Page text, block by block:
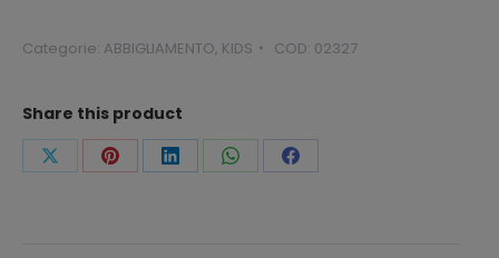
Categorie: ABBIGLIAMENTO, KIDS COD: 02327
Share this product
CondividiCondividiCondividiCondividiCondividi